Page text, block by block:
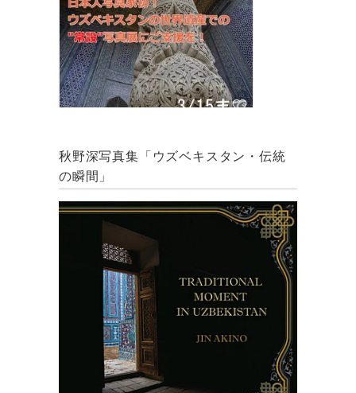
秋野深写真集「ウズベキスタン・伝統
の瞬間」